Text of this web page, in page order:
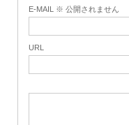
E-MAIL ※ 公開されません
URL